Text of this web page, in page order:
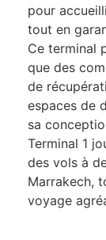
pour
tout en
Ce terminal
que des
de
espaces de
sa
Terminal 1
des vols à
Marrakech,
voyage